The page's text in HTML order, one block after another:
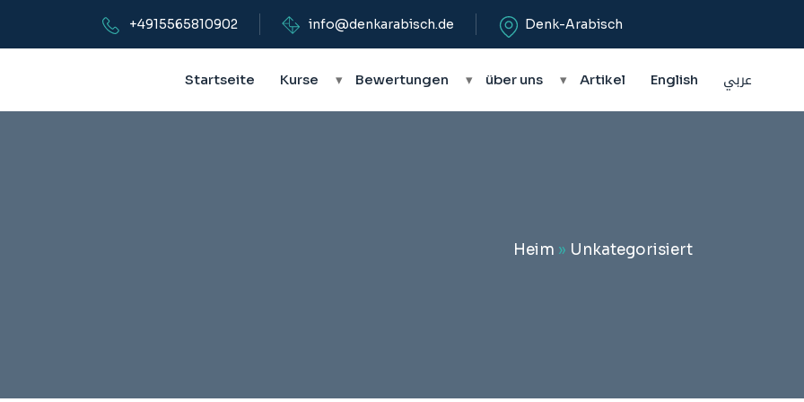
+4915565810902 info@denkarabisch.de Denk-Arabisch
Startseite Kurse ▾ Bewertungen ▾ über uns ▾ Artikel English عربي
Heim » Unkategorisiert